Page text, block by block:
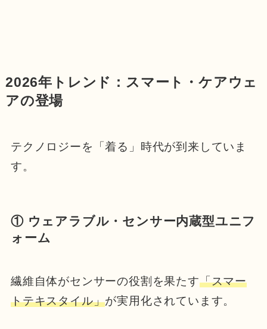
2026年トレンド：スマート・ケアウェ
アの登場
テクノロジーを「着る」時代が到来していま
す。
① ウェアラブル・センサー内蔵型ユニフ
ォーム
繊維自体がセンサーの役割を果たす「スマー
トテキスタイル」が実用化されています。